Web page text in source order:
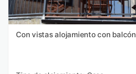
Con vistas alojamiento con balcón